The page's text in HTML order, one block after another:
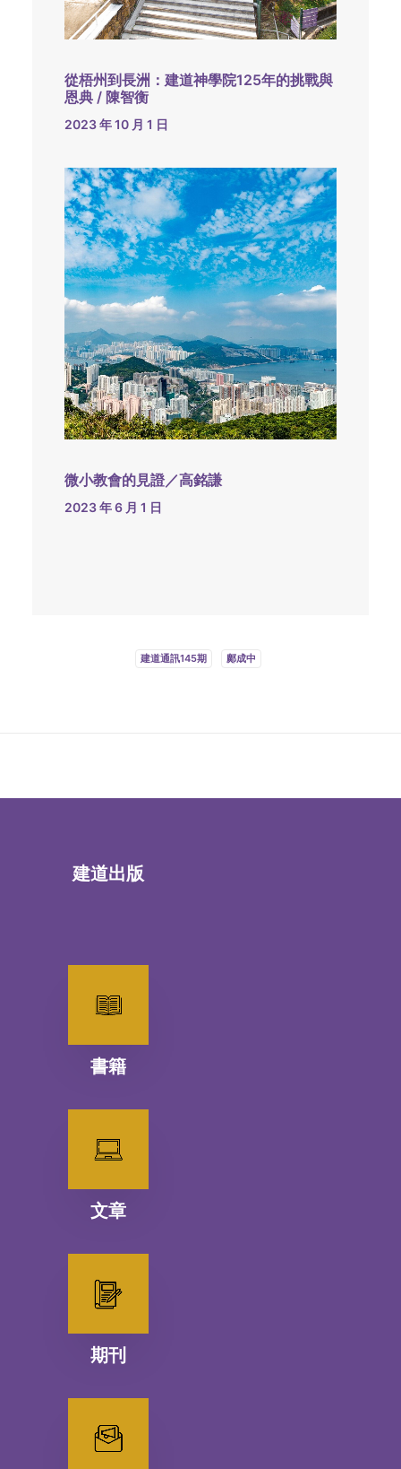
從梧州到長洲：建道神學院125年的挑戰與
恩典 / 陳智衡
2023 年 10 月 1 日
微小教會的見證／高銘謙
2023 年 6 月 1 日
建道通訊145期 鄺成中
建道出版
書籍
文章
期刊